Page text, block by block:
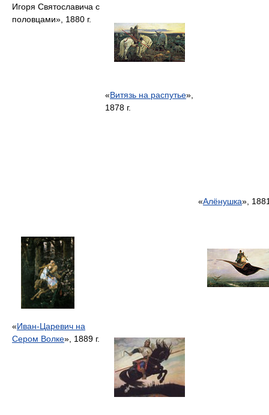
Игоря Святославича с
половцами», 1880 г.
«Витязь на распутье»,
1878 г.
«Алёнушка»,
«Иван-Царевич на
Сером Волке», 1889 г.